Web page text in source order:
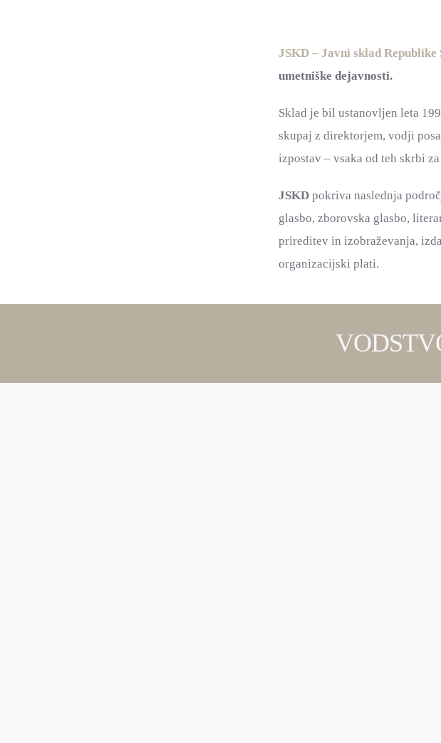
JSKD – Javni sklad
umetniške dejavnosti.
Sklad je bil ustanovljen leta
skupaj z direktorjem, vodji
izpostav – vsaka od teh skrbi
JSKD pokriva naslednja
glasbo, zborovska glasbo,
prireditev in izobraževanja,
organizacijski plati.